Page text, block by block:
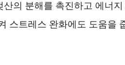
산의 분해를 촉진하고 에너
스트레스 완화에도 도움을